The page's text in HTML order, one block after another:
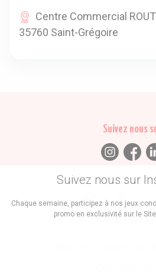
Centre Commercial
35760 Saint-Grégoire
Suivez nous sur
Chaque semaine, participez à nos jeux
promo en exclusivité sur le
Suivez nous
Trouvez des
Promos Marques